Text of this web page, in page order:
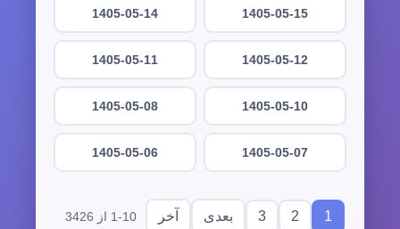
1405-05-15
1405-05-14
1405-05-12
1405-05-11
1405-05-10
1405-05-08
1405-05-07
1405-05-06
1
2
3 بعدی آخر 1-10 از 3426